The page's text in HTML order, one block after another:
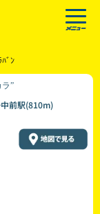
ﾊﾞﾝ
”
前駅(810m)